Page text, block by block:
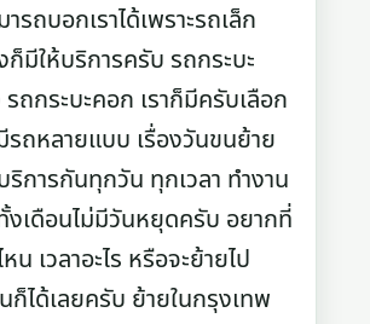
รถบอกเราได้เพราะรถเล็ก
ก็มีให้บริการครับ รถกระบะ
ถกระบะคอก เราก็มีครับเลือก
มีรถหลายแบบ เรื่องวันขนย้าย
บริการกันทุกวัน ทุกเวลา ทำงาน
เดือนไม่มีวันหยุดครับ อยากที่
น เวลาอะไร หรือจะย้ายไป
ก็ได้เลยครับ ย้ายในกรุงเทพ